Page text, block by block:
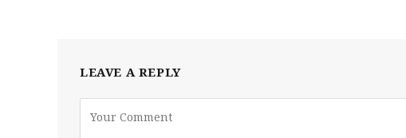
LEAVE A REPLY